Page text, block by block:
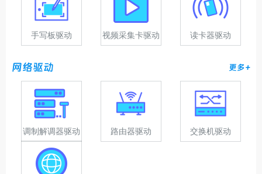
手写板驱动 视频采集卡驱动 读卡器驱动
网络驱动 更多+
调制解调器驱动 路由器驱动 交换机驱动